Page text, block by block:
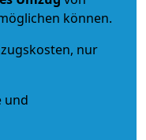
können.
nur
und